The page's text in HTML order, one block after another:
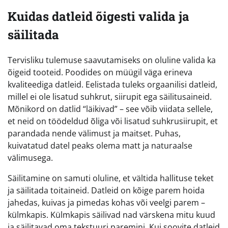
Kuidas datleid õigesti valida ja
säilitada
Tervisliku tulemuse saavutamiseks on oluline valida ka
õigeid tooteid. Poodides on müügil väga erineva
kvaliteediga datleid. Eelistada tuleks orgaanilisi datleid,
millel ei ole lisatud suhkrut, siirupit ega säilitusaineid.
Mõnikord on datlid “läikivad” – see võib viidata sellele,
et neid on töödeldud õliga või lisatud suhkrusiirupit, et
parandada nende välimust ja maitset. Puhas,
kuivatatud datel peaks olema matt ja naturaalse
välimusega.
Säilitamine on samuti oluline, et vältida hallituse teket
ja säilitada toitaineid. Datleid on kõige parem hoida
jahedas, kuivas ja pimedas kohas või veelgi parem –
külmkapis. Külmkapis säilivad nad värskena mitu kuud